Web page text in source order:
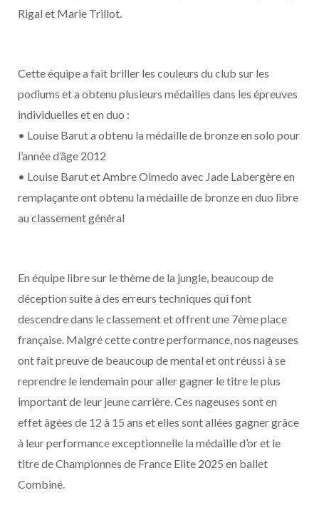
Rigal et Marie Trillot.
Cette équipe a fait briller les couleurs du club sur les
podiums et a obtenu plusieurs médailles dans les épreuves
individuelles et en duo :
• Louise Barut a obtenu la médaille de bronze en solo pour
l’année d’âge 2012
• Louise Barut et Ambre Olmedo avec Jade Labergère en
remplaçante ont obtenu la médaille de bronze en duo libre
au classement général
En équipe libre sur le thème de la jungle, beaucoup de
déception suite à des erreurs techniques qui font
descendre dans le classement et offrent une 7ème place
française. Malgré cette contre performance, nos nageuses
ont fait preuve de beaucoup de mental et ont réussi à se
reprendre le lendemain pour aller gagner le titre le plus
important de leur jeune carrière. Ces nageuses sont en
effet âgées de 12 à 15 ans et elles sont allées gagner grâce
à leur performance exceptionnelle la médaille d’or et le
titre de Championnes de France Elite 2025 en ballet
Combiné.